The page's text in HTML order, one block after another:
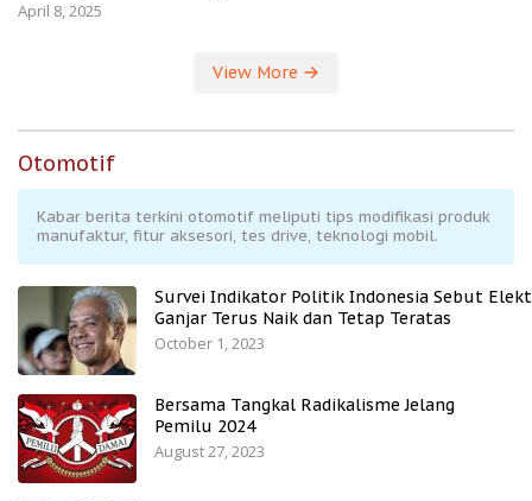
April 8, 2025
View More
Otomotif
Kabar berita terkini otomotif meliputi tips modifikasi produk
manufaktur, fitur aksesori, tes drive, teknologi mobil.
Survei Indikator Politik Indonesia Sebut
Ganjar Terus Naik dan Tetap Teratas
October 1, 2023
Bersama Tangkal Radikalisme Jelang
Pemilu 2024
August 27, 2023